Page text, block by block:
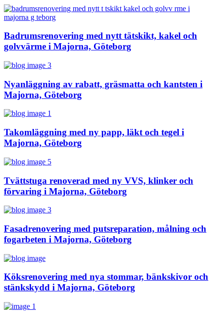
Badrumsrenovering med nytt tätskikt, kakel och
golvvärme i Majorna, Göteborg
Nyanläggning av rabatt, gräsmatta och kantsten i
Majorna, Göteborg
Takomläggning med ny papp, läkt och tegel i
Majorna, Göteborg
Tvättstuga renoverad med ny VVS, klinker och
förvaring i Majorna, Göteborg
Fasadrenovering med putsreparation, målning och
fogarbeten i Majorna, Göteborg
Köksrenovering med nya stommar, bänkskivor och
stänkskydd i Majorna, Göteborg